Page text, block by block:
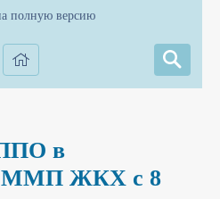
полную версию
в
ММП ЖКХ с 8